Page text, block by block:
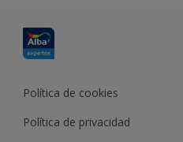
Política de cookies
Política de privacidad